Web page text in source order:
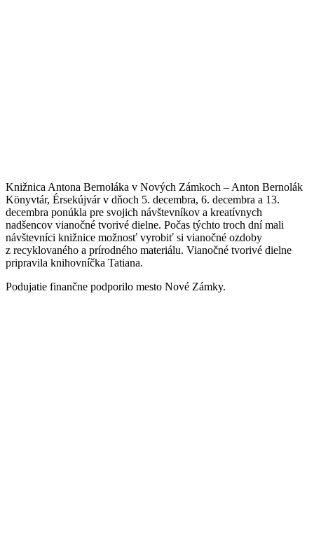
Knižnica Antona Bernoláka v Nových Zámkoch – Anton Bernolák
Könyvtár, Érsekújvár v dňoch 5. decembra, 6. decembra a 13.
decembra ponúkla pre svojich návštevníkov a kreatívnych
nadšencov vianočné tvorivé dielne. Počas týchto troch dní mali
návštevníci knižnice možnosť vyrobiť si vianočné ozdoby
z recyklovaného a prírodného materiálu. Vianočné tvorivé dielne
pripravila knihovníčka Tatiana.
Podujatie finančne podporilo mesto Nové Zámky.